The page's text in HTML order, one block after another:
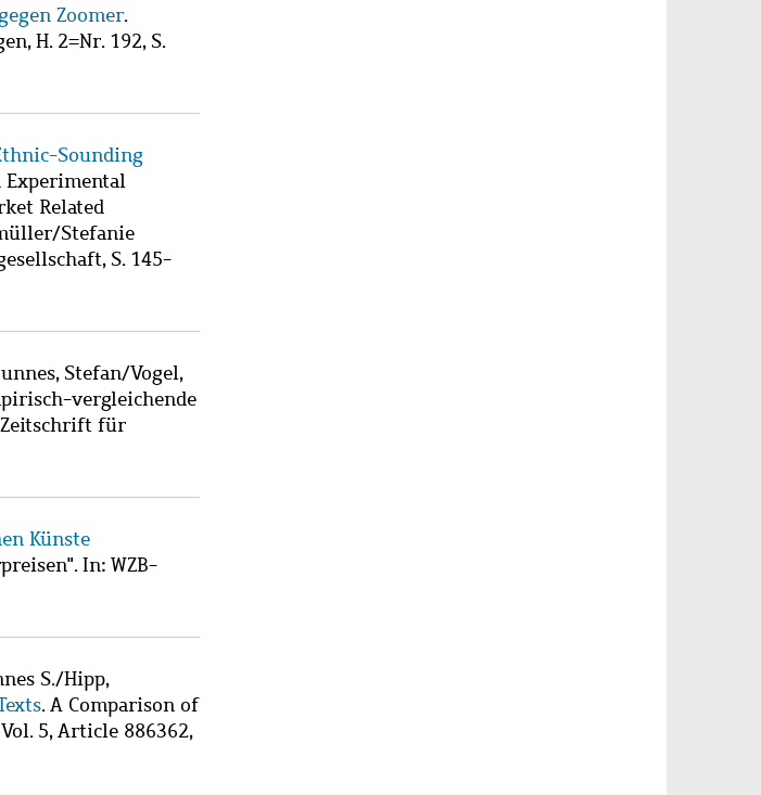
Zoomer.
H. 2=Nr. 192, S.
Sounding
Experimental
Related
Stefanie
S. 145-
Stefan/Vogel,
vergleichende
Zeitschrift für
Künste
In: WZB-
S./Hipp,
. A Comparison of
5, Article 886362,